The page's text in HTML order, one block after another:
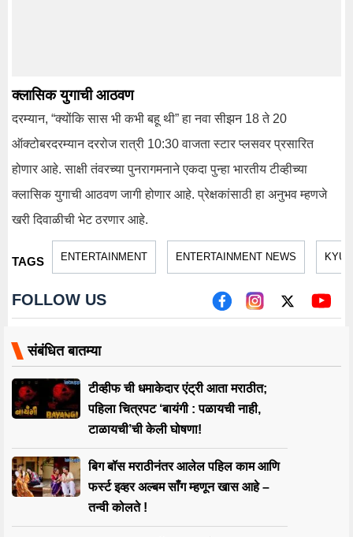
क्लासिक युगाची आठवण
दरम्यान, “क्योंकि सास भी कभी बहू थी” हा नवा सीझन 18 ते 20
ऑक्टोबरदरम्यान दररोज रात्री 10:30 वाजता स्टार प्लसवर प्रसारित
होणार आहे. साक्षी तंवरच्या पुनरागमनाने एकदा पुन्हा भारतीय टीव्हीच्या
क्लासिक युगाची आठवण जागी होणार आहे. प्रेक्षकांसाठी हा अनुभव म्हणजे
खरी दिवाळीची भेट ठरणार आहे.
TAGS ENTERTAINMENT ENTERTAINMENT NEWS
FOLLOW US
संबंधित बातम्या
टीव्हीफ ची धमाकेदार एंट्री आता मराठीत;
पहिला चित्रपट ‘बायंगी : पळायची नाही,
टाळायची’ची केली घोषणा!
बिग बॉस मराठीनंतर आलेल पहिल काम आणि
फर्स्ट इव्हर अल्बम साँग म्हणून खास आहे –
तन्वी कोलते !